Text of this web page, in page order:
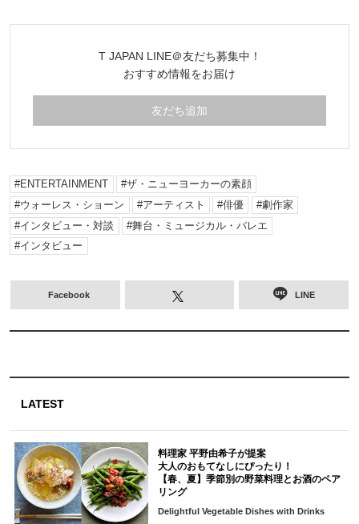
可能な話題作を厳選。映画好きな大人のた
クにぜひチェックを！
T JAPAN LINE＠友だち募集中！
おすすめ情報をお届け
友だち追加
ENTERTAINMENT
ザ・ニューヨーカーの素顔
ウォーレス・ショーン
アーティスト 俳優
劇作家
インタビュー・対談
舞台・ミュージカル・バレエ
インタビュー
Facebook LINE
LATEST
料理家 平野由希子が提案
大人のおもてなしにぴったり！
【春、夏】季節別の野菜料理とお酒のペア
リング
Delightful Vegetable Dishes with Drinks